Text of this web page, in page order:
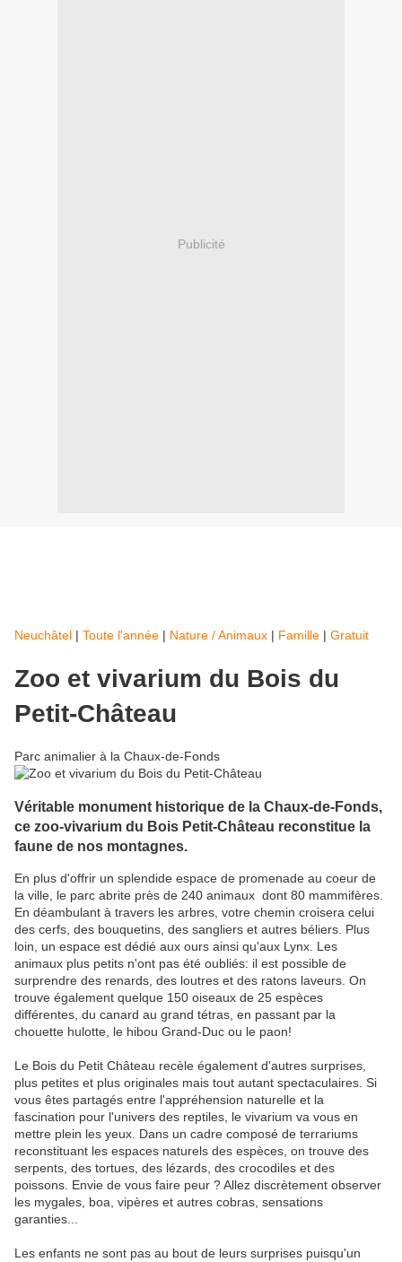
Publicité
Neuchâtel | Toute l'année | Nature / Animaux | Famille | Gratuit
Zoo et vivarium du Bois du
Petit-Château
Parc animalier à la Chaux-de-Fonds
Véritable monument historique de la Chaux-de-Fonds,
ce zoo-vivarium du Bois Petit-Château reconstitue la
faune de nos montagnes.
En plus d'offrir un splendide espace de promenade au coeur de
la ville, le parc abrite près de 240 animaux dont 80 mammifères.
En déambulant à travers les arbres, votre chemin croisera celui
des cerfs, des bouquetins, des sangliers et autres béliers. Plus
loin, un espace est dédié aux ours ainsi qu'aux Lynx. Les
animaux plus petits n'ont pas été oubliés: il est possible de
surprendre des renards, des loutres et des ratons laveurs. On
trouve également quelque 150 oiseaux de 25 espèces
différentes, du canard au grand tétras, en passant par la
chouette hulotte, le hibou Grand-Duc ou le paon!
Le Bois du Petit Château recèle également d'autres surprises,
plus petites et plus originales mais tout autant spectaculaires. Si
vous êtes partagés entre l'appréhension naturelle et la
fascination pour l'univers des reptiles, le vivarium va vous en
mettre plein les yeux. Dans un cadre composé de terrariums
reconstituant les espaces naturels des espèces, on trouve des
serpents, des tortues, des lézards, des crocodiles et des
poissons. Envie de vous faire peur ? Allez discrètement observer
les mygales, boa, vipères et autres cobras, sensations
garanties...
Les enfants ne sont pas au bout de leurs surprises puisqu'un